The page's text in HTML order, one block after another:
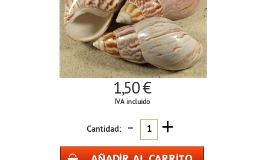
1,50 €
IVA incluido
Cantidad: - +